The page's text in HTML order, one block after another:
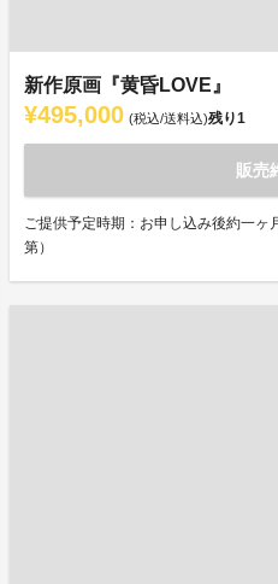
新作原画『黄昏LOVE』
¥495,000 (税込/送料込)残り1
販売
ご提供予定時期：お申し込み後約一ヶ
第）